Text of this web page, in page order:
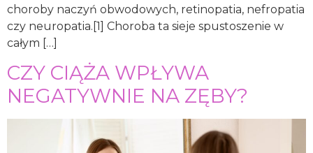
choroby naczyń obwodowych, retinopatia, nefropatia
czy neuropatia.[1] Choroba ta sieje spustoszenie w
całym […]
CZY CIĄŻA WPŁYWA
NEGATYWNIE NA ZĘBY?